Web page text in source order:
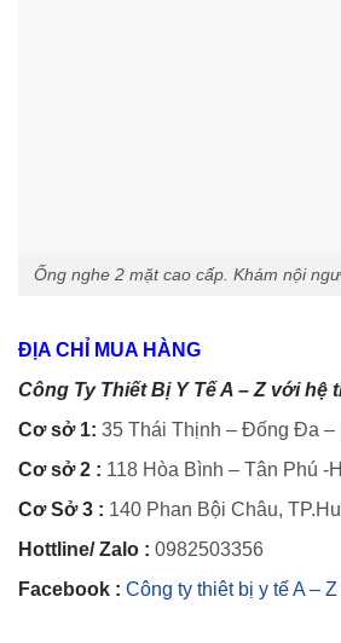
Ống nghe 2 mặt cao cấp. Khám nội
ĐỊA CHỈ MUA HÀNG
Công Ty Thiết Bị Y Tế A – Z với hệ
Cơ sở 1: 35 Thái Thịnh – Đống Đa –
Cơ sở 2 : 118 Hòa Bình – Tân Phú -
Cơ Sở 3 : 140 Phan Bội Châu,
Hottline/ Zalo : 0982503356
Facebook : Công ty thiêt bị y tế A –